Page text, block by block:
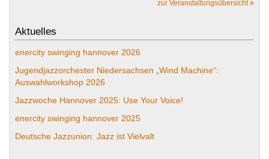
zur Veranstaltungsübersicht
Aktuelles
enercity swinging hannover 2026
Jugendjazzorchester Niedersachsen „Wind Machine“:
Auswahlworkshop 2026
Jazzwoche Hannover 2025: Use Your Voice!
enercity swinging hannover 2025
Deutsche Jazzunion: Jazz ist Vielvalt